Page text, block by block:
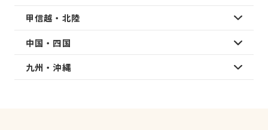
甲信越・北陸
中国・四国
九州・沖縄